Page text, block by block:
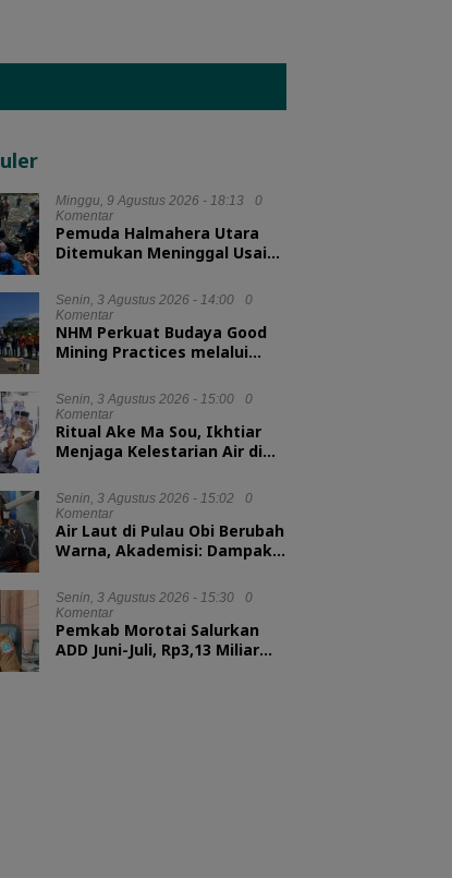
Minggu, 9 Agustus 2026 - 18:13
0
Komentar
Pemuda Halmahera Utara
Ditemukan Meninggal Usai
Jembatan Alam
Senin, 3 Agustus 2026 - 14:00
0
Komentar
NHM Perkuat Budaya Good
Mining Practices melalui
Senin, 3 Agustus 2026 - 15:00
0
Komentar
Ritual Ake Ma Sou, Ikhtiar
Menjaga Kelestarian Air di
Senin, 3 Agustus 2026 - 15:02
0
Komentar
Air Laut di Pulau Obi Berubah
Warna, Akademisi: Dampak
Musim Kemarau
Senin, 3 Agustus 2026 - 15:30
0
Komentar
Pemkab Morotai Salurkan
ADD Juni-Juli, Rp3,13 Miliar